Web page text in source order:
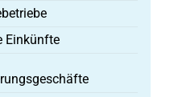
Einkünfte